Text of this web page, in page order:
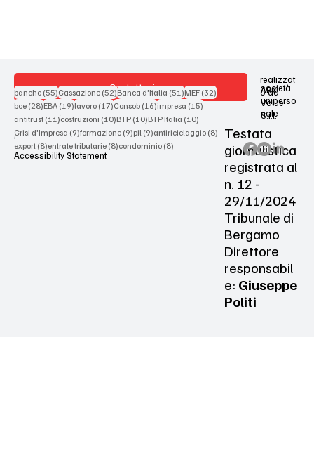
Contattaci
Terms & Conditions
Privacy Policy
Accessibility Statement
realizzat
o da
società
uniperso
nale
ARX
Value
S.r.l.
Testata
giornalistica
registrata al
n. 12 -
29/11/2024
Tribunale di
Bergamo
Direttore
responsabil
e: Giuseppe
Politi
banche (55)55 post
Cassazione (52)52 post
Banca d'Italia (51)51 post
MEF (32)32 post
bce (28)28 post
EBA (19)19 post
lavoro (17)17 post
Consob (16)16 post
impresa (15)15 post
antitrust (11)11 post
costruzioni (10)10 post
BTP (10)10 post
BTP Italia (10)10 post
Crisi d'Impresa (9)9 post
formazione (9)9 post
pil (9)9 post
antiriciclaggio (8)8 post
export (8)8 post
entrate tributarie (8)8 post
condominio (8)8 post